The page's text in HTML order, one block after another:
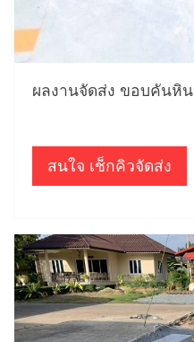
ผลงานจัดส่ง ขอบคันหิน
สนใจ เช็กคิวจัดส่ง